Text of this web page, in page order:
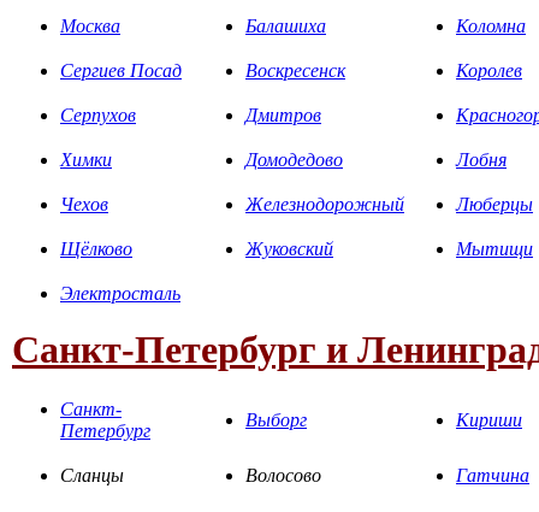
Москва Балашиха Коломна
Сергиев Посад Воскресенск Королев
Серпухов Дмитров
Химки Домодедово Лобня
Чехов Железнодорожный Люберцы
Щёлково Жуковский Мытищи
Электросталь
Санкт-Петербург и
Санкт-
Петербург
Выборг Кириши
Сланцы Волосово Гатчина